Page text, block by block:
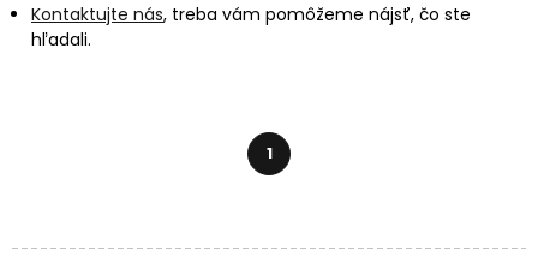
Kontaktujte nás, treba vám pomôžeme nájsť, čo ste
hľadali.
1